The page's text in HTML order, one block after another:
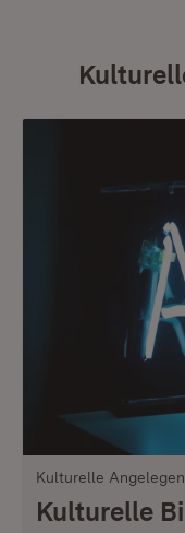
Kulturelle
Kulturelle